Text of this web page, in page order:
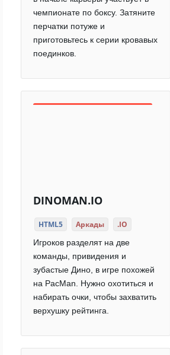
чемпионате по боксу. Затяните
перчатки потуже и
приготовьтесь к серии кровавых
поединков.
DINOMAN.IO
HTML5 Аркады .IO
Игроков разделят на две
команды, привидения и
зубастые Дино, в игре похожей
на PacMan. Нужно охотиться и
набирать очки, чтобы захватить
верхушку рейтинга.